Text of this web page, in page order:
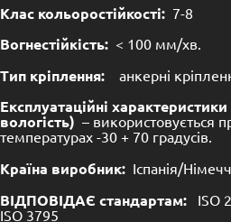
Клас кольоростійкості: 7-8
Вогнестійкість: < 100 мм/хв.
Тип кріплення: анкерні
Експлуатаційні
вологість) – використовується
температурах -30 + 70 градусів.
Країна виробник: Іспанія/
ВІДПОВІДАЄ стандартам: ISO
ISO 3795